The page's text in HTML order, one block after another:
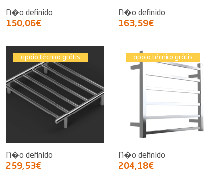
N�o definido
150,06€
N�o definido
163,59€
apoio técnico grátis
N�o definido
259,53€
apoio técnico grátis
N�o definido
204,18€